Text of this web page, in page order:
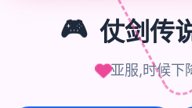
🎮 仗剑传
亚服,时候下